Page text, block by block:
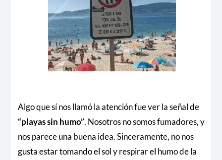
Algo que sí nos llamó la atención fue ver la señal de
“playas sin humo”. Nosotros no somos fumadores, y
nos parece una buena idea. Sinceramente, no nos
gusta estar tomando el sol y respirar el humo de la